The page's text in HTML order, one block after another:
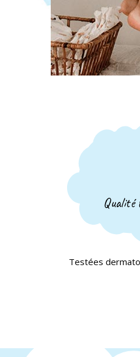
Qualité
Testées